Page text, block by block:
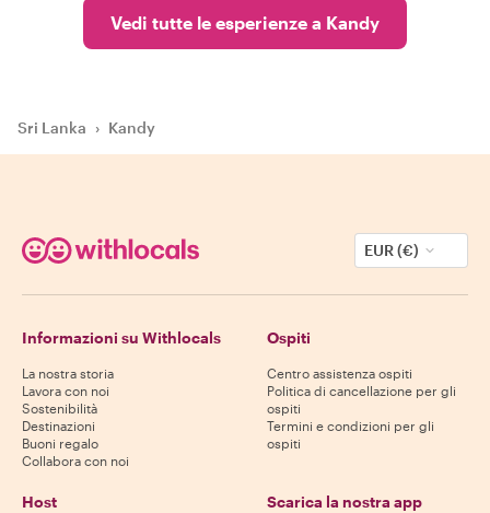
Vedi tutte le esperienze a Kandy
Sri Lanka › Kandy
EUR (€)
Informazioni su Withlocals
La nostra storia
Lavora con noi
Sostenibilità
Destinazioni
Buoni regalo
Collabora con noi
Ospiti
Centro assistenza ospiti
Politica di cancellazione per gli
ospiti
Termini e condizioni per gli
ospiti
Host Scarica la nostra app